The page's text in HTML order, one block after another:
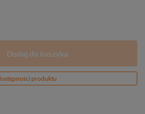
Dodaj do koszyka
produktu